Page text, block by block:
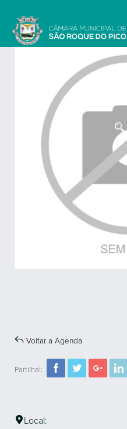
Voltar a Agenda
Partilha!:
Local: